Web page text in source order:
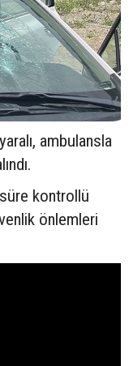
ambulansla
kontrollü
önlemleri